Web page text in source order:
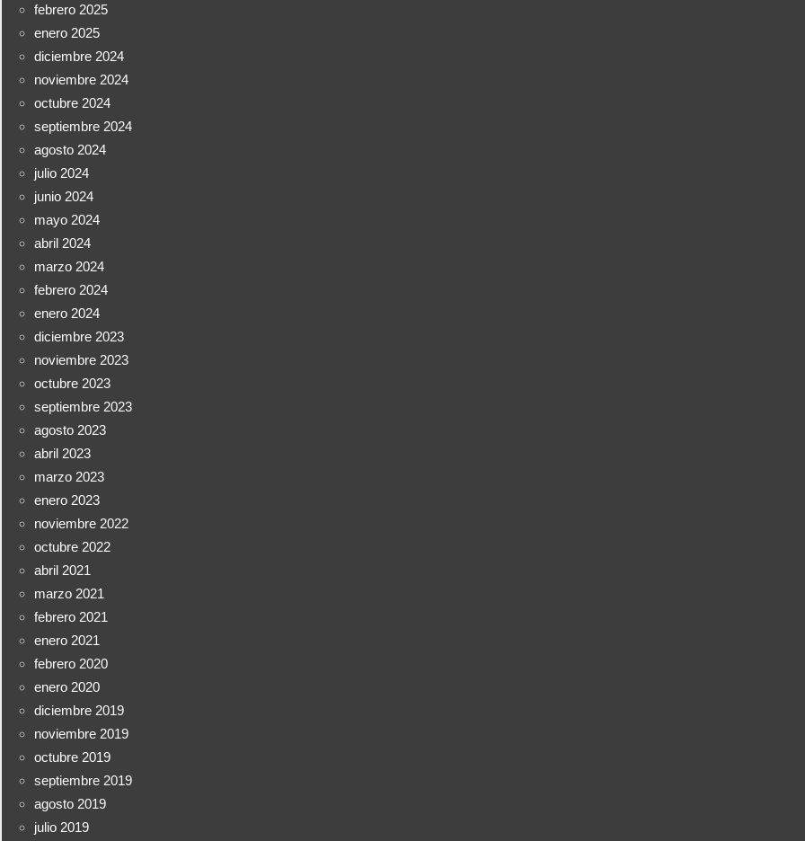
febrero 2025
enero 2025
diciembre 2024
noviembre 2024
octubre 2024
septiembre 2024
agosto 2024
julio 2024
junio 2024
mayo 2024
abril 2024
marzo 2024
febrero 2024
enero 2024
diciembre 2023
noviembre 2023
octubre 2023
septiembre 2023
agosto 2023
abril 2023
marzo 2023
enero 2023
noviembre 2022
octubre 2022
abril 2021
marzo 2021
febrero 2021
enero 2021
febrero 2020
enero 2020
diciembre 2019
noviembre 2019
octubre 2019
septiembre 2019
agosto 2019
julio 2019